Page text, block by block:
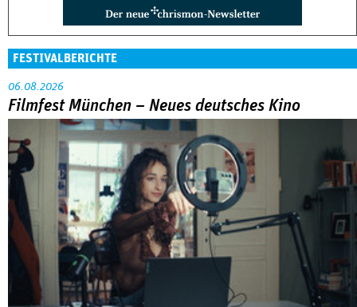
FESTIVALBERICHTE
06.08.2026
Filmfest München – Neues deutsches Kino